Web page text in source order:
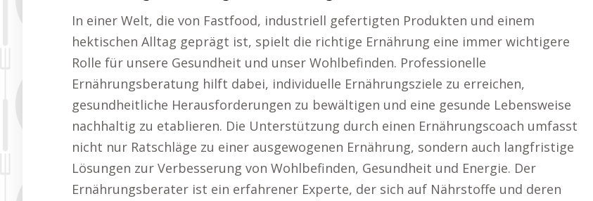
In einer Welt, die von Fastfood, industriell gefertigten Produkten und einem
hektischen Alltag geprägt ist, spielt die richtige Ernährung eine immer wichtigere
Rolle für unsere Gesundheit und unser Wohlbefinden. Professionelle
Ernährungsberatung hilft dabei, individuelle Ernährungsziele zu erreichen,
gesundheitliche Herausforderungen zu bewältigen und eine gesunde Lebensweise
nachhaltig zu etablieren. Die Unterstützung durch einen Ernährungscoach umfasst
nicht nur Ratschläge zu einer ausgewogenen Ernährung, sondern auch langfristige
Lösungen zur Verbesserung von Wohlbefinden, Gesundheit und Energie. Der
Ernährungsberater ist ein erfahrener Experte, der sich auf Nährstoffe und deren